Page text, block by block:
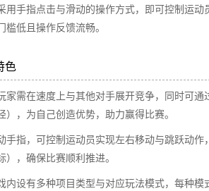
用手指点击与滑动的操作方式，即可控制运
低且操作反馈流畅。​
色​
家需在速度上与其他对手展开竞争，同时可
），为自己创造优势，助力赢得比赛。​
手指，可控制运动员实现左右移动与跳跃动
），确保比赛顺利推进。​
内设有多种项目类型与对应玩法模式，每种模